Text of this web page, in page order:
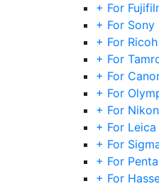
+ For
+ For Sony
+ For Ricoh
+ For
+ For
+ For
+ For Nikon
+ For Leica
+ For
+ For
+ For